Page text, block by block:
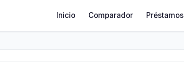
Inicio Comparador Préstamos